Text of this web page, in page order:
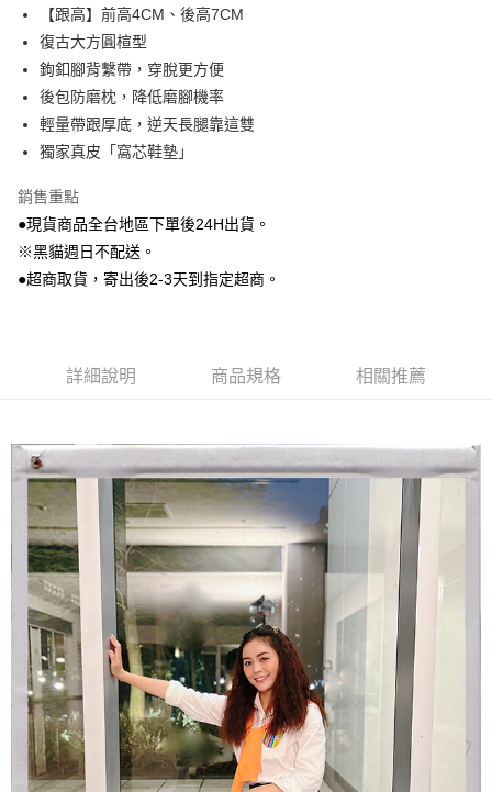
街口支付
Google Pay
大哥付你分期
相關說明
【大哥付你分期使用說明】
2.付款方式選擇「大哥付你分期」，訂單成立後會自動跳轉到大哥付的交易
流程，驗證手機門號後，選擇欲分期的期數、繳款截止日，確認付款後即完
成交易。
3.實際核准額度、可分期數及費用金額請依後續交易確認頁面所載為準。
4.訂單成立30分鐘內，如未前往確認交易或遇審核未通過，訂單將自動取
醒簡訊。
【注意事項】
1.本服務係由「台灣大哥大股份有限公司」（以下簡稱本公司）所提供，讓
用戶於交易時，得透過本服務購買商品或服務，並由商店將買賣／分期付款
買賣價金債權讓與本公司後，依約使用本公司帳單繳交帳款。
2.基於同意付款使用「大哥付你分期」之契約關係目的，商店將以您的個人
資料（包含姓名、電話或地址）提供予台灣大哥大進項蒐集、處理及利用，
由本公司與您本人進行分期帳單所需資料之確認、核對及更正。
3.完整用戶服務條款，請詳閱以下連結：
https://oppay.tw/userRule
相關說明
【關於「AFTEE先享後付」】
AFTEE先享後付是「在收到商品之後才付款」的支付方式。 讓您購物簡單
便利好安心！
１．簡單：不需註冊會員、不需綁卡、不需儲值。
１．於結帳方式選擇「AFTEE先享後付」後，將跳轉至「AFTEE先享後付」
３．收到繳費通知簡訊後14天內，點擊此簡訊中的連結，可透過四大超商／
ATM／網路銀行／等多元方式進行付款，方視為交易完成。
※ 請注意：結帳手續完成當下不需立刻繳費，但若您需要取消訂單，請聯絡
購買商品的店家。未經商家同意取消之訂單仍視為有效，需透過AFTEE先享
後付繳納相關費用。
※ 交易是否成功請以「AFTEE先享後付 」之結帳頁面顯示為準，若有關於
是否繳費成功／繳費後需取消欲退款等相關疑問，請聯繫「AFTEE先享後付
客戶支援中心」https://netprotections.freshdesk.com/support/home
【注意事項】
１．透過由恩沛科技股份有限公司提供之「AFTEE先享後付」服務完成之交
易，需依本服務之必要範圍內提供個人資料，並將交易相關給付款項請求債
權轉讓予恩沛科技股份有限公司。
２．關於個人資料處理事宜，請瀏覽以下網址：
https://aftee.tw/terms/#terms3
３．未成年的使用者請事先徵得法定代理人或監護人之同意方可使用
「AFTEE先享後付」，若未經同意申辦者引起之損失，本公司不負相關責
任。
貨到付款
全家付款取貨
付款後全家取貨
每筆NT$80，滿NT$799(含以上)免運費
7-11付款取貨
每筆NT$80，滿NT$799(含以上)免運費
付款後7-11取貨
每筆NT$80，滿NT$799(含以上)免運費
黑貓宅配
每筆NT$80，滿NT$799(含以上)免運費
離島黑貓宅配
每筆NT$200
【跟高】前高4CM、後高7CM
復古大方圓楦型
鉤釦腳背繫帶，穿脫更方便
後包防磨枕，降低磨腳機率
輕量帶跟厚底，逆天長腿靠這雙
獨家真皮「窩芯鞋墊」
銷售重點
●現貨商品全台地區下單後24H出貨。
※黑貓週日不配送。
●超商取貨，寄出後2-3天到指定超商。
詳細說明 商品規格 相關推薦